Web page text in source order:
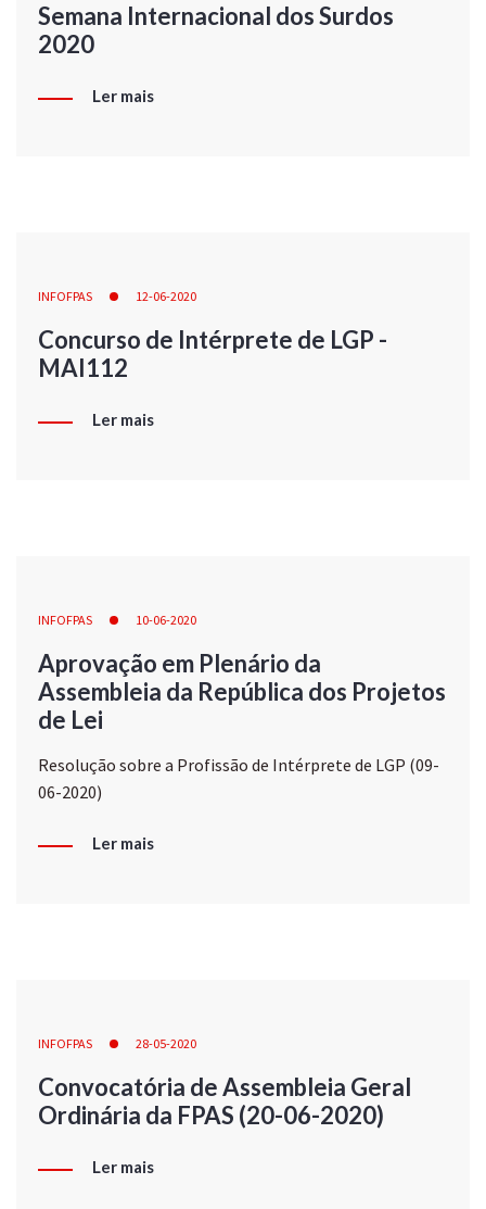
Semana Internacional dos Surdos
2020
Ler mais
INFOFPAS 12-06-2020
Concurso de Intérprete de LGP -
MAI112
Ler mais
INFOFPAS 10-06-2020
Aprovação em Plenário da
Assembleia da República dos Projetos
de Lei
Resolução sobre a Profissão de Intérprete de LGP (09-
06-2020)
Ler mais
INFOFPAS 28-05-2020
Convocatória de Assembleia Geral
Ordinária da FPAS (20-06-2020)
Ler mais